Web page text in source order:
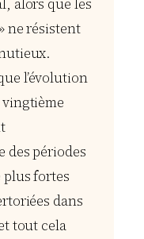
alors que les
ne résistent
l’évolution
des périodes
plus fortes
dans
tout cela